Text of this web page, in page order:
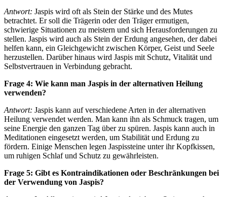
Antwort: Jaspis wird oft als Stein der Stärke und des Mutes
betrachtet. Er soll die Trägerin oder den Träger ermutigen,
schwierige Situationen zu meistern und sich Herausforderungen zu
stellen. Jaspis wird auch als Stein der Erdung angesehen, der dabei
helfen kann, ein Gleichgewicht zwischen Körper, Geist und Seele
herzustellen. Darüber hinaus wird Jaspis mit Schutz, Vitalität und
Selbstvertrauen in Verbindung gebracht.
Frage 4: Wie kann man Jaspis in der alternativen Heilung
verwenden?
Antwort: Jaspis kann auf verschiedene Arten in der alternativen
Heilung verwendet werden. Man kann ihn als Schmuck tragen, um
seine Energie den ganzen Tag über zu spüren. Jaspis kann auch in
Meditationen eingesetzt werden, um Stabilität und Erdung zu
fördern. Einige Menschen legen Jaspissteine unter ihr Kopfkissen,
um ruhigen Schlaf und Schutz zu gewährleisten.
Frage 5: Gibt es Kontraindikationen oder Beschränkungen bei
der Verwendung von Jaspis?